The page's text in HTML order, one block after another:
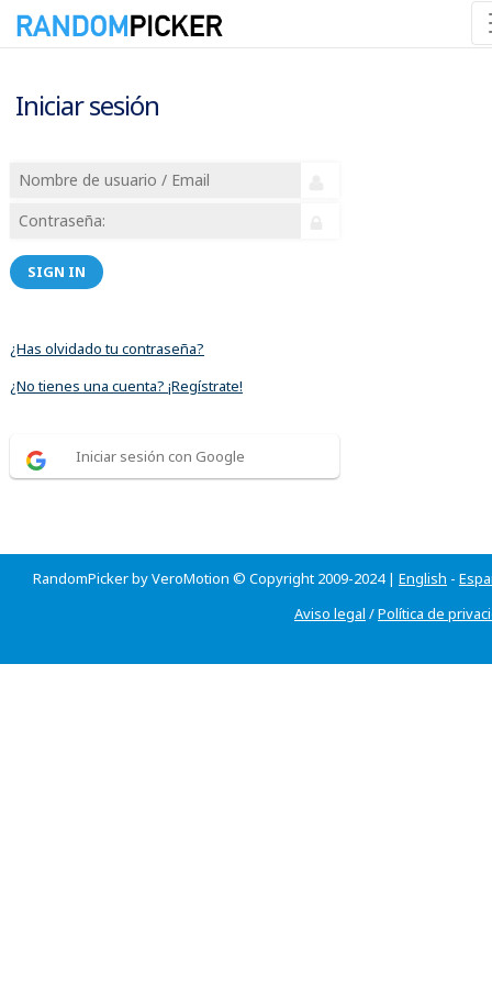
Iniciar sesión
SIGN IN
¿Has olvidado tu contraseña?
¿No tienes una cuenta? ¡Regístrate!
Iniciar sesión con Google
RandomPicker by VeroMotion © Copyright 2009-2024 | English -
Aviso legal /Política de